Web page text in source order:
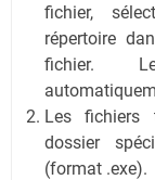
fichier,
répertoire
fichier. Le
Les fichiers
dossier
(format .exe).